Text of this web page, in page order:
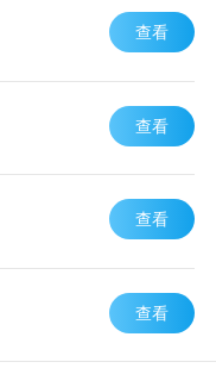
查看
查看
查看
查看